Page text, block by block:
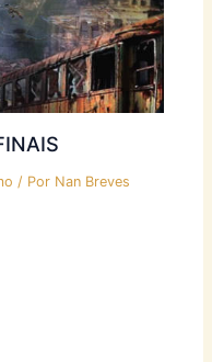
/ Por Nan Breves